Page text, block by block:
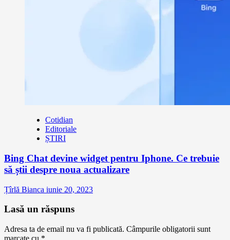
Cotidian
Editoriale
ȘTIRI
Bing Chat devine widget pentru Iphone. Ce trebuie
să știi despre noua actualizare
Țîrlă Bianca iunie 20, 2023
Lasă un răspuns
Adresa ta de email nu va fi publicată. Câmpurile obligatorii sunt
marcate cu *